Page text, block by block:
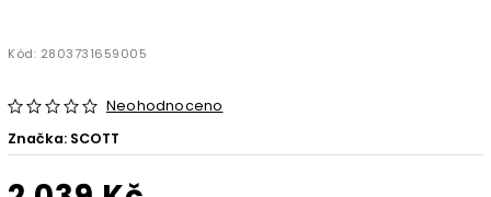
Kód: 2803731659005
Neohodnoceno
Značka: SCOTT